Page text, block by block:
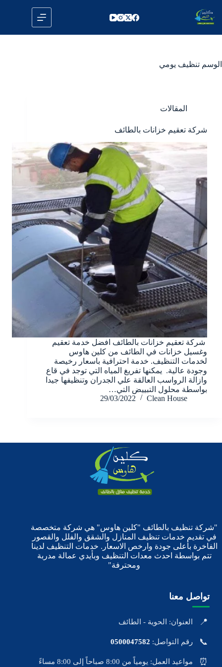
إلى
المحتوى
الوسم تنظيف يومي
المقالات
شركة تعقيم خزانات بالطائف
شركة تعقيم خزانات بالطائف افضل خدمة تعقيم
وغسيل خزانات في الطائف من كلين هاوس
لخدمات التنظيف. خدمة احترافية باسعار رخيصة
وجودة عالية. يمكنها تفريغ المياه التي توجد في قاع
وازالة الرواسب العالقة علي الجدران وتنظيفها جيدا
بواسطة محلول التبييض التي…
Clean House
29/03/2022
"شركة تنظيف بالطائف "كلين هاوس" هي شركة متخصصة
في تقديم خدمات تنظيف المنازل والشقق والفلل والقصور
الفاخرة بأعلى جودة وارخص الاسعار. خدمات التنظيف لدينا
تتم بواسطة احدث معدات التنظيف وبأيدي عمالة مدربة
ومحترفة"
تواصل معنا
📍 العنوان: الحوية - الطائف
📞 رقم التواصل: 0500047582
⏰ مواعيد العمل: يومياً من 8:00 صباحاً إلى 8:00 مساءً